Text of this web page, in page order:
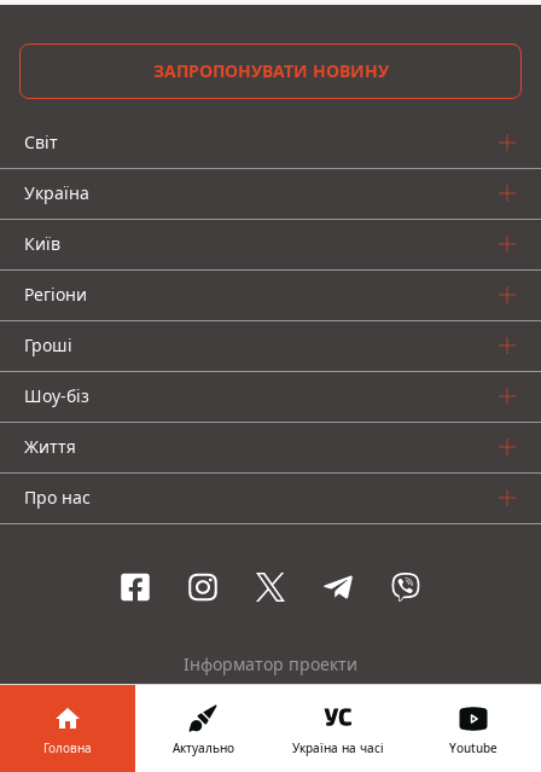
ЗАПРОПОНУВАТИ НОВИНУ
Світ
Україна
Київ
Регіони
Гроші
Шоу-біз
Життя
Про нас
Інформатор проекти
Ваші фінанси Авто
Головна Актуально Україна на часі Youtube